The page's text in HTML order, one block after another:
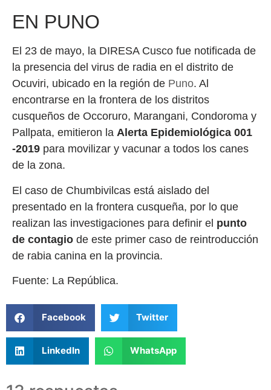
EN PUNO
El 23 de mayo, la DIRESA Cusco fue notificada de
la presencia del virus de radia en el distrito de
Ocuviri, ubicado en la región de Puno. Al
encontrarse en la frontera de los distritos
cusqueños de Occoruro, Marangani, Condoroma y
Pallpata, emitieron la Alerta Epidemiológica 001
-2019 para movilizar y vacunar a todos los canes
de la zona.
El caso de Chumbivilcas está aislado del
presentado en la frontera cusqueña, por lo que
realizan las investigaciones para definir el punto
de contagio de este primer caso de reintroducción
de rabia canina en la provincia.
Fuente: La República.
Facebook Twitter
LinkedIn WhatsApp